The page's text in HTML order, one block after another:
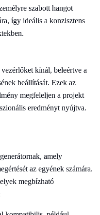
szabott hangot
így ideális a konzisztens
kínál, beleértve a
beállítását. Ezek az
megfeleljen a projekt
eredményt nyújtva.
amely
az egyének számára.
megbízható